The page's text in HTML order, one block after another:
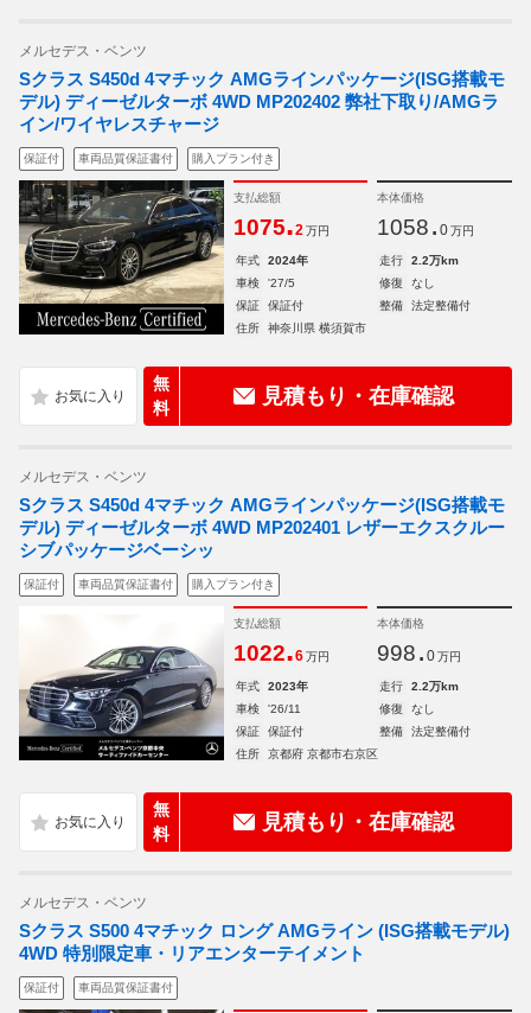
メルセデス・ベンツ
Sクラス S450d 4マチック AMGラインパッケージ(ISG搭載モ
デル) ディーゼルターボ 4WD MP202402 弊社下取り/AMGラ
イン/ワイヤレスチャージ
保証付 車両品質保証書付 購入プラン付き
支払総額
1075.2 万円
本体価格
1058. 0 万円
年式 2024年 走行
2.2万km
車検
'27/5 修復
なし
保証
保証付 整備
法定整備付
住所
神奈川県 横須賀市
無
料
見積もり・在庫確認
メルセデス・ベンツ
Sクラス S450d 4マチック AMGラインパッケージ(ISG搭載モ
デル) ディーゼルターボ 4WD MP202401 レザーエクスクルー
シブパッケージベーシッ
保証付 車両品質保証書付 購入プラン付き
支払総額
1022.6 万円
本体価格
998. 0 万円
年式 2023年 走行
2.2万km
車検
'26/11 修復
なし
保証
保証付 整備
法定整備付
住所
京都府 京都市右京区
無
料
見積もり・在庫確認
メルセデス・ベンツ
Sクラス S500 4マチック ロング AMGライン (ISG搭載モデル)
4WD 特別限定車・リアエンターテイメント
保証付 車両品質保証書付